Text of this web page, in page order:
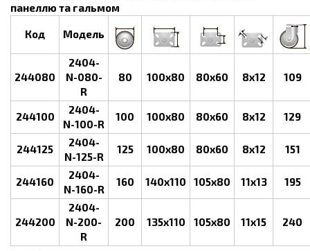
панеллю та гальмом
Код Модель
244080
2404-
N-080-
R
80 100х80 80х60 8х12 109
244100
2404-
N-100-R
100 100х80 80х60 8х12 129
244125
2404-
N-125-R
125 100х80 80х60 8х12 151
244160
2404-
N-160-R
160 140х110 105х80 11х13 195
244200
2404-
N-200-
R
200 135х110 105х80 11х15 240